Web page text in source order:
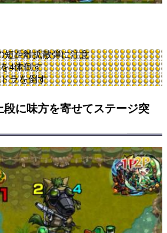
距離拡散弾に注意
4体倒す
ラを倒す
段に味方を寄せてステージ突